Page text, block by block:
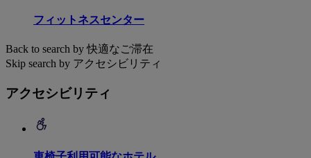
フィットネスセンター
Back to search by 快適なご滞在
Skip search by アクセシビリティ
アクセシビリティ